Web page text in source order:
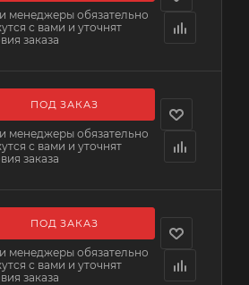
менеджеры обязательно
с вами и уточнят
заказа
ПОД ЗАКАЗ
менеджеры обязательно
с вами и уточнят
заказа
ПОД ЗАКАЗ
менеджеры обязательно
с вами и уточнят
заказа